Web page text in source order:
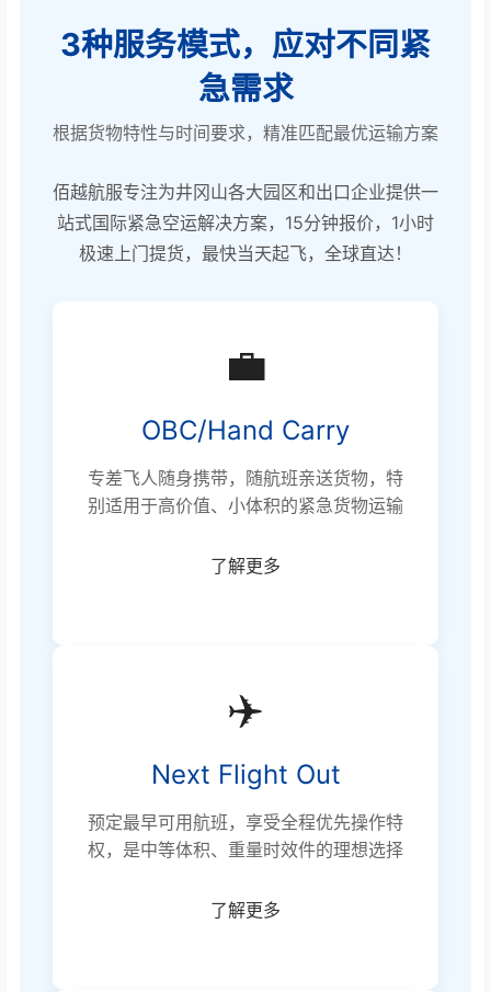
3种服务模式，应对不同紧
急需求
根据货物特性与时间要求，精准匹配最优运输方案
佰越航服专注为井冈山各大园区和出口企业提供一
站式国际紧急空运解决方案，15分钟报价，1小时
极速上门提货，最快当天起飞，全球直达！
💼
OBC/Hand Carry
专差飞人随身携带，随航班亲送货物，特
别适用于高价值、小体积的紧急货物运输
了解更多
✈️
Next Flight Out
预定最早可用航班，享受全程优先操作特
权，是中等体积、重量时效件的理想选择
了解更多